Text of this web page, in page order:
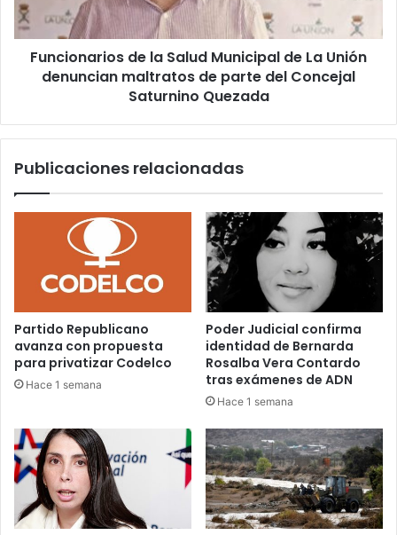
Unión
denuncian
maltratos
Concejal
Quezada
Funcionarios de la Salud Municipal de La Unión
denuncian maltratos de parte del Concejal
Saturnino Quezada
Publicaciones relacionadas
Partido Republicano
avanza con propuesta
para privatizar Codelco
Hace 1 semana
Poder Judicial confirma
identidad de Bernarda
Rosalba Vera Contardo
tras exámenes de ADN
Hace 1 semana